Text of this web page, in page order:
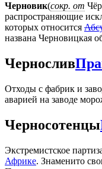
Черновик(сокр. от
распространяющие
которых относится
названа Черновицкая
Чернослив
Отходы с фабрик и
аварией на заводе
Черносотенцы
Экстремистское
Африке. Знаменито